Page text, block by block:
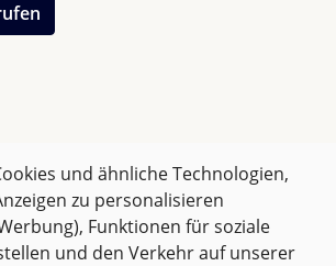
Lieferhinweise - Quax
das Möbel bei Quax in Belgien.
zu dir geschickt. Diese meldet
dir einen Liefertermin zu
bis zur Bürgersteigkante erfolgt.
Haus oder die Wohnung ist
enthalten. Das Möbel
Datenschutz
Widerrufsrecht
und ähnliche Technologien,
zu personalisieren
Funktionen für soziale
und den Verkehr auf unserer